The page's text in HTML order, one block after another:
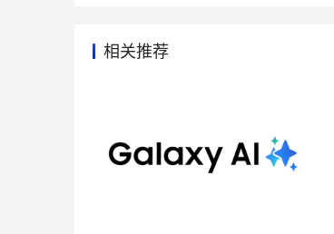
智
慧
相关推荐